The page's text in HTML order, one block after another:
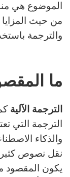
الموضوع هي
من حيث المزايا
والترجمة
ما
الترجمة الآلية
الترجمة التي
والذكاء
نقل نصوص كثيرة
يكون المقصود